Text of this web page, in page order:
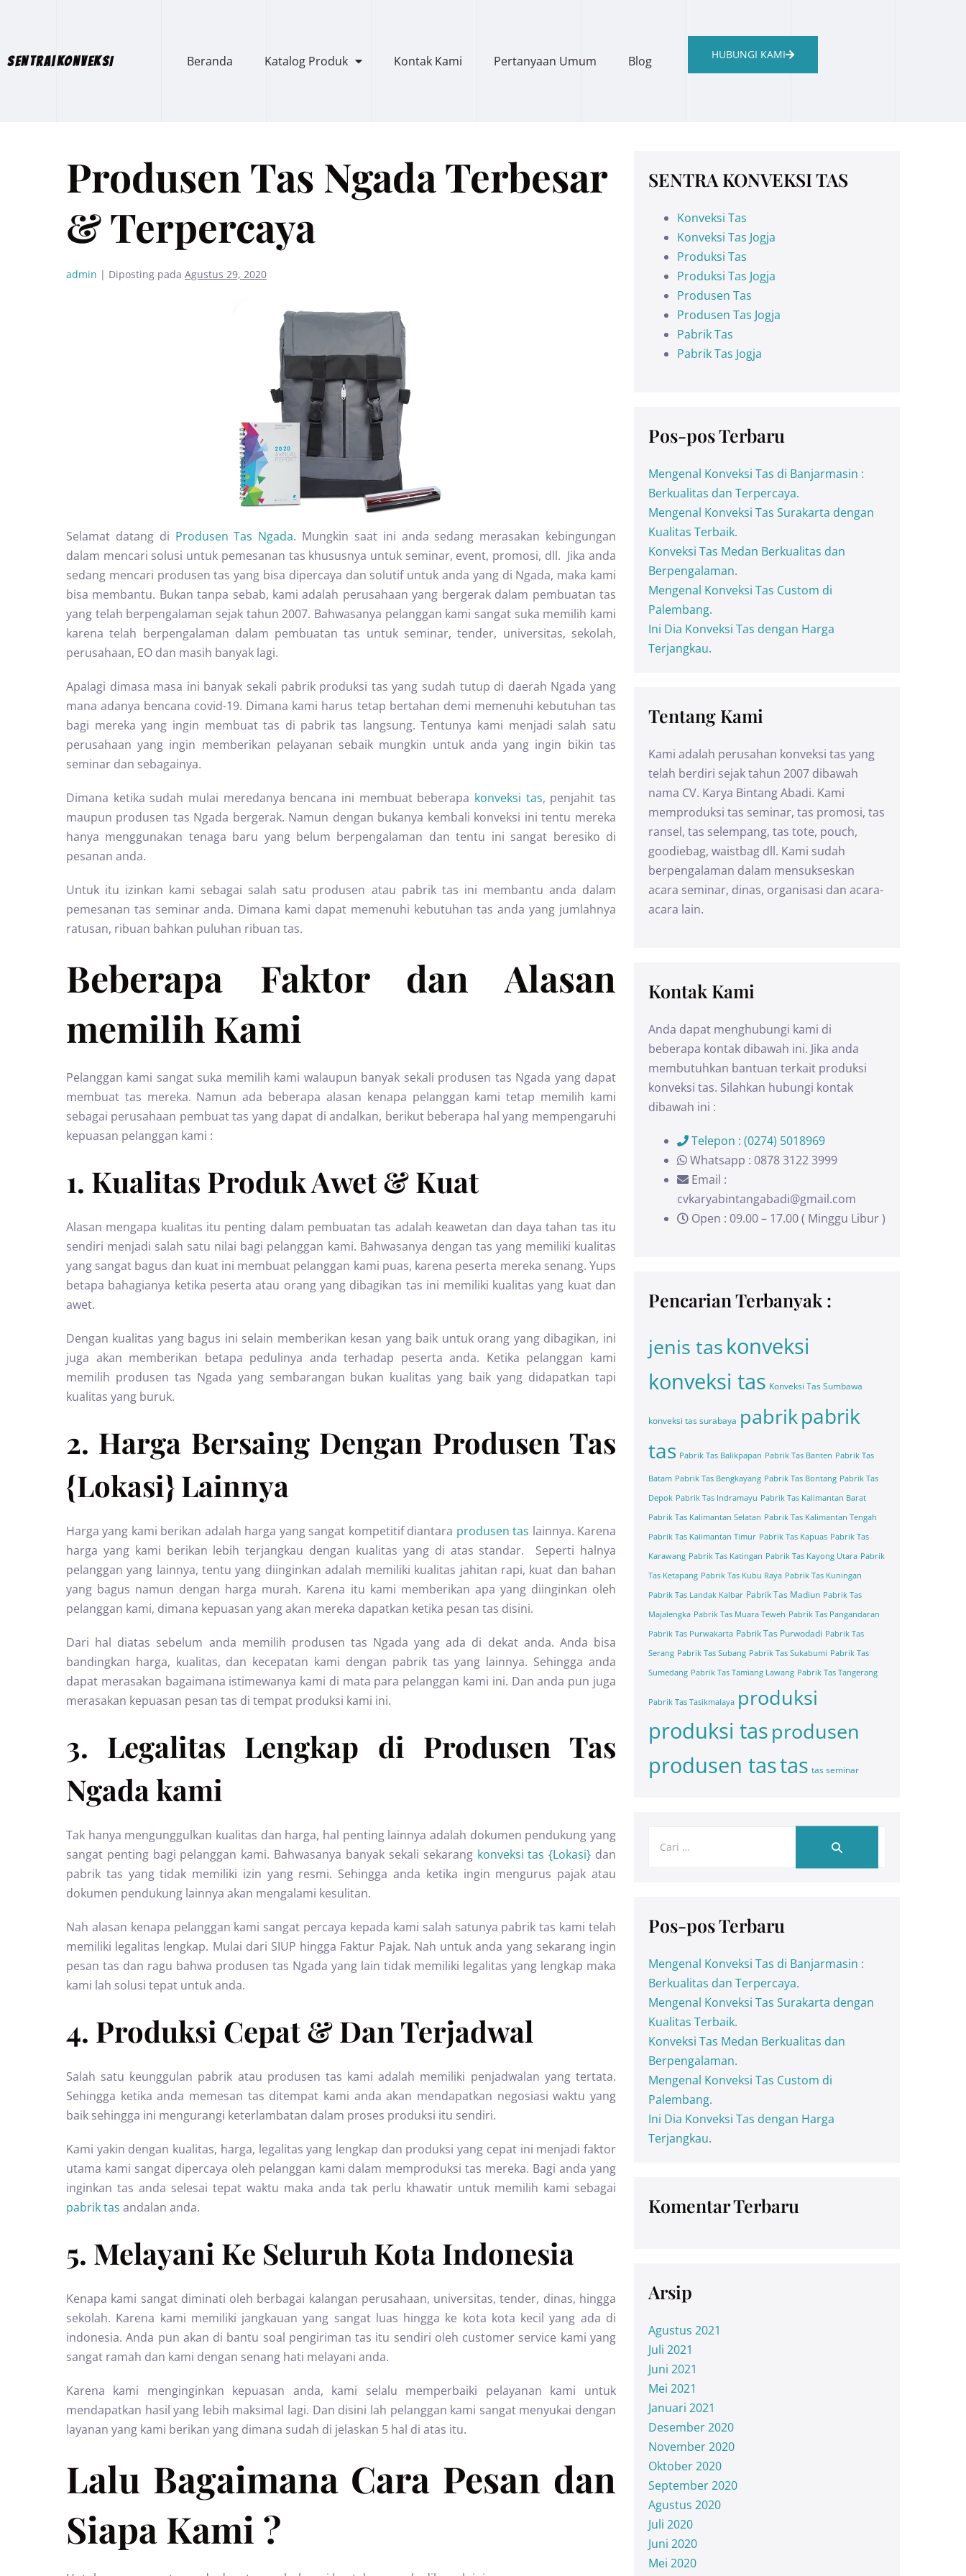
SENTRA|KONVEKSI Beranda Katalog Produk Kontak Kami Pertanyaan Umum Blog HUBUNGI KAMI
Produsen Tas Ngada Terbesar
& Terpercaya
admin | Diposting pada Agustus 29, 2020
Selamat datang di Produsen Tas Ngada. Mungkin saat ini anda sedang merasakan kebingungan
dalam mencari solusi untuk pemesanan tas khususnya untuk seminar, event, promosi, dll. Jika anda
sedang mencari produsen tas yang bisa dipercaya dan solutif untuk anda yang di Ngada, maka kami
bisa membantu. Bukan tanpa sebab, kami adalah perusahaan yang bergerak dalam pembuatan tas
yang telah berpengalaman sejak tahun 2007. Bahwasanya pelanggan kami sangat suka memilih kami
karena telah berpengalaman dalam pembuatan tas untuk seminar, tender, universitas, sekolah,
perusahaan, EO dan masih banyak lagi.
Apalagi dimasa masa ini banyak sekali pabrik produksi tas yang sudah tutup di daerah Ngada yang
mana adanya bencana covid-19. Dimana kami harus tetap bertahan demi memenuhi kebutuhan tas
bagi mereka yang ingin membuat tas di pabrik tas langsung. Tentunya kami menjadi salah satu
perusahaan yang ingin memberikan pelayanan sebaik mungkin untuk anda yang ingin bikin tas
seminar dan sebagainya.
Dimana ketika sudah mulai meredanya bencana ini membuat beberapa konveksi tas, penjahit tas
maupun produsen tas Ngada bergerak. Namun dengan bukanya kembali konveksi ini tentu mereka
hanya menggunakan tenaga baru yang belum berpengalaman dan tentu ini sangat beresiko di
pesanan anda.
Untuk itu izinkan kami sebagai salah satu produsen atau pabrik tas ini membantu anda dalam
pemesanan tas seminar anda. Dimana kami dapat memenuhi kebutuhan tas anda yang jumlahnya
ratusan, ribuan bahkan puluhan ribuan tas.
Beberapa Faktor dan Alasan
memilih Kami
Pelanggan kami sangat suka memilih kami walaupun banyak sekali produsen tas Ngada yang dapat
membuat tas mereka. Namun ada beberapa alasan kenapa pelanggan kami tetap memilih kami
sebagai perusahaan pembuat tas yang dapat di andalkan, berikut beberapa hal yang mempengaruhi
kepuasan pelanggan kami :
1. Kualitas Produk Awet & Kuat
Alasan mengapa kualitas itu penting dalam pembuatan tas adalah keawetan dan daya tahan tas itu
sendiri menjadi salah satu nilai bagi pelanggan kami. Bahwasanya dengan tas yang memiliki kualitas
yang sangat bagus dan kuat ini membuat pelanggan kami puas, karena peserta mereka senang. Yups
betapa bahagianya ketika peserta atau orang yang dibagikan tas ini memiliki kualitas yang kuat dan
awet.
Dengan kualitas yang bagus ini selain memberikan kesan yang baik untuk orang yang dibagikan, ini
juga akan memberikan betapa pedulinya anda terhadap peserta anda. Ketika pelanggan kami
memilih produsen tas Ngada yang sembarangan bukan kualitas yang baik yang didapatkan tapi
kualitas yang buruk.
2. Harga Bersaing Dengan Produsen Tas
{Lokasi} Lainnya
Harga yang kami berikan adalah harga yang sangat kompetitif diantara produsen tas lainnya. Karena
harga yang kami berikan lebih terjangkau dengan kualitas yang di atas standar. Seperti halnya
pelanggan yang lainnya, tentu yang diinginkan adalah memiliki kualitas jahitan rapi, kuat dan bahan
yang bagus namun dengan harga murah. Karena itu kami memberikan apa yang diinginkan oleh
pelanggan kami, dimana kepuasan yang akan mereka dapatkan ketika pesan tas disini.
Dari hal diatas sebelum anda memilih produsen tas Ngada yang ada di dekat anda. Anda bisa
bandingkan harga, kualitas, dan kecepatan kami dengan pabrik tas yang lainnya. Sehingga anda
dapat merasakan bagaimana istimewanya kami di mata para pelanggan kami ini. Dan anda pun juga
merasakan kepuasan pesan tas di tempat produksi kami ini.
3. Legalitas Lengkap di Produsen Tas
Ngada kami
Tak hanya mengunggulkan kualitas dan harga, hal penting lainnya adalah dokumen pendukung yang
sangat penting bagi pelanggan kami. Bahwasanya banyak sekali sekarang konveksi tas {Lokasi} dan
pabrik tas yang tidak memiliki izin yang resmi. Sehingga anda ketika ingin mengurus pajak atau
dokumen pendukung lainnya akan mengalami kesulitan.
Nah alasan kenapa pelanggan kami sangat percaya kepada kami salah satunya pabrik tas kami telah
memiliki legalitas lengkap. Mulai dari SIUP hingga Faktur Pajak. Nah untuk anda yang sekarang ingin
pesan tas dan ragu bahwa produsen tas Ngada yang lain tidak memiliki legalitas yang lengkap maka
kami lah solusi tepat untuk anda.
4. Produksi Cepat & Dan Terjadwal
Salah satu keunggulan pabrik atau produsen tas kami adalah memiliki penjadwalan yang tertata.
Sehingga ketika anda memesan tas ditempat kami anda akan mendapatkan negosiasi waktu yang
baik sehingga ini mengurangi keterlambatan dalam proses produksi itu sendiri.
Kami yakin dengan kualitas, harga, legalitas yang lengkap dan produksi yang cepat ini menjadi faktor
utama kami sangat dipercaya oleh pelanggan kami dalam memproduksi tas mereka. Bagi anda yang
inginkan tas anda selesai tepat waktu maka anda tak perlu khawatir untuk memilih kami sebagai
pabrik tas andalan anda.
5. Melayani Ke Seluruh Kota Indonesia
Kenapa kami sangat diminati oleh berbagai kalangan perusahaan, universitas, tender, dinas, hingga
sekolah. Karena kami memiliki jangkauan yang sangat luas hingga ke kota kota kecil yang ada di
indonesia. Anda pun akan di bantu soal pengiriman tas itu sendiri oleh customer service kami yang
sangat ramah dan kami dengan senang hati melayani anda.
Karena kami menginginkan kepuasan anda, kami selalu memperbaiki pelayanan kami untuk
mendapatkan hasil yang lebih maksimal lagi. Dan disini lah pelanggan kami sangat menyukai dengan
layanan yang kami berikan yang dimana sudah di jelaskan 5 hal di atas itu.
Lalu Bagaimana Cara Pesan dan
Siapa Kami ?
SENTRA KONVEKSI TAS
Konveksi Tas
Konveksi Tas Jogja
Produksi Tas
Produksi Tas Jogja
Produsen Tas
Produsen Tas Jogja
Pabrik Tas
Pabrik Tas Jogja
Pos-pos Terbaru
Mengenal Konveksi Tas di Banjarmasin :
Berkualitas dan Terpercaya.
Mengenal Konveksi Tas Surakarta dengan
Kualitas Terbaik.
Konveksi Tas Medan Berkualitas dan
Berpengalaman.
Mengenal Konveksi Tas Custom di
Palembang.
Ini Dia Konveksi Tas dengan Harga
Terjangkau.
Tentang Kami
Kami adalah perusahan konveksi tas yang
telah berdiri sejak tahun 2007 dibawah
nama CV. Karya Bintang Abadi. Kami
memproduksi tas seminar, tas promosi, tas
ransel, tas selempang, tas tote, pouch,
goodiebag, waistbag dll. Kami sudah
berpengalaman dalam mensukseskan
acara seminar, dinas, organisasi dan acara-
acara lain.
Kontak Kami
Anda dapat menghubungi kami di
beberapa kontak dibawah ini. Jika anda
membutuhkan bantuan terkait produksi
konveksi tas. Silahkan hubungi kontak
dibawah ini :
Telepon : (0274) 5018969
Whatsapp : 0878 3122 3999
Email :
cvkaryabintangabadi@gmail.com
Open : 09.00 – 17.00 ( Minggu Libur )
Pencarian Terbanyak :
jenis taskonveksi
konveksi tas Konveksi Tas Sumbawa
konveksi tas surabaya pabrikpabrik
tas Pabrik Tas Balikpapan Pabrik Tas Banten Pabrik Tas
Batam Pabrik Tas Bengkayang Pabrik Tas Bontang Pabrik Tas
Depok Pabrik Tas Indramayu Pabrik Tas Kalimantan Barat
Pabrik Tas Kalimantan Selatan Pabrik Tas Kalimantan Tengah
Pabrik Tas Kalimantan Timur Pabrik Tas Kapuas Pabrik Tas
Karawang Pabrik Tas Katingan Pabrik Tas Kayong Utara Pabrik
Tas Ketapang Pabrik Tas Kubu Raya Pabrik Tas Kuningan
Pabrik Tas Landak Kalbar Pabrik Tas Madiun Pabrik Tas
Majalengka Pabrik Tas Muara Teweh Pabrik Tas Pangandaran
Pabrik Tas Purwakarta Pabrik Tas Purwodadi Pabrik Tas
Serang Pabrik Tas Subang Pabrik Tas Sukabumi Pabrik Tas
Sumedang Pabrik Tas Tamiang Lawang Pabrik Tas Tangerang
Pabrik Tas Tasikmalaya produksi
produksi tasprodusen
produsen tastas tas seminar
Pos-pos Terbaru
Mengenal Konveksi Tas di Banjarmasin :
Berkualitas dan Terpercaya.
Mengenal Konveksi Tas Surakarta dengan
Kualitas Terbaik.
Konveksi Tas Medan Berkualitas dan
Berpengalaman.
Mengenal Konveksi Tas Custom di
Palembang.
Ini Dia Konveksi Tas dengan Harga
Terjangkau.
Komentar Terbaru
Arsip
Agustus 2021
Juli 2021
Juni 2021
Mei 2021
Januari 2021
Desember 2020
November 2020
Oktober 2020
September 2020
Agustus 2020
Juli 2020
Juni 2020
Mei 2020